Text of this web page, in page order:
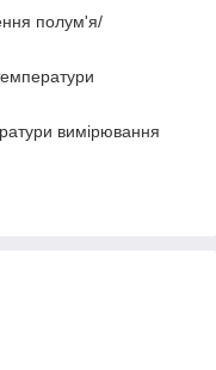
полум'я/
вимірювання